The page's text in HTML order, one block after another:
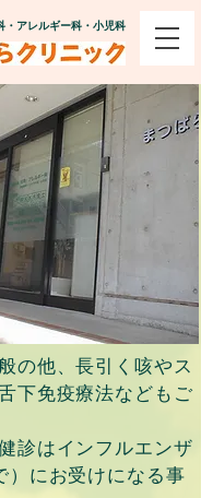
・アレルギー科・小児科
の他、長引く咳やス
下免疫療法などもご
診はインフルエンザ
）にお受けになる事